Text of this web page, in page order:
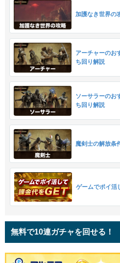
加護なき世界の
アーチャーのお
ち回り解説
ソーサラーのお
ち回り解説
魔剣士の解放条
ゲームでポイ活
無料で10連ガチャを回せる！